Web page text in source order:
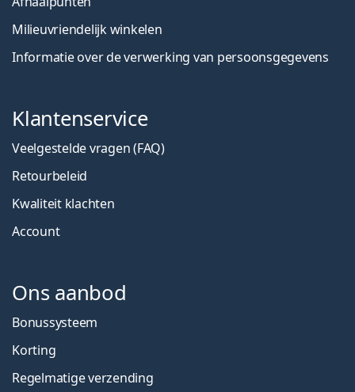
Milieuvriendelijk winkelen
Informatie over de verwerking van persoonsgegevens
Klantenservice
Veelgestelde vragen (FAQ)
Retourbeleid
Kwaliteit klachten
Account
Ons aanbod
Bonussysteem
Korting
Regelmatige verzending